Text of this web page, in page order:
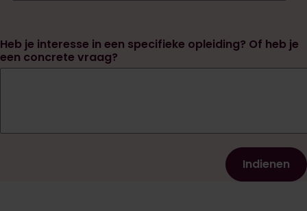
Heb je interesse in een specifieke opleiding? Of heb je
een concrete vraag?